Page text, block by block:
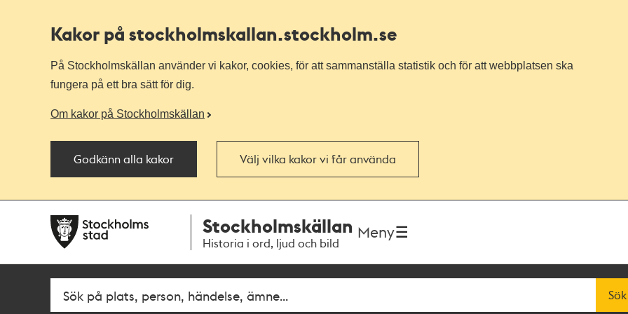
Kakor på stockholmskallan.stockholm.se
På Stockholmskällan använder vi kakor, cookies, för att sammanställa statistik och för att webbplatsen ska
fungera på ett bra sätt för dig.
Om kakor på Stockholmskällan
Godkänn alla kakor Välj vilka kakor vi får använda
navigationen
huvudinnehållet
Stockholmskällan
Historia i ord, ljud och bild
Meny
Fritextsök Sök